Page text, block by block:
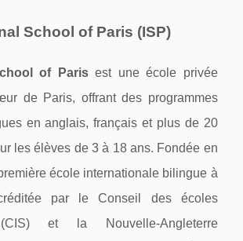
School of Paris (ISP)
of Parisest une école privée
de Paris, offrant des programmes
en anglais, français et plus de 20
les élèves de 3 à 18 ans. Fondée en
école internationale bilingue à
par le Conseil des écoles
(CIS) et la Nouvelle-Angleterre